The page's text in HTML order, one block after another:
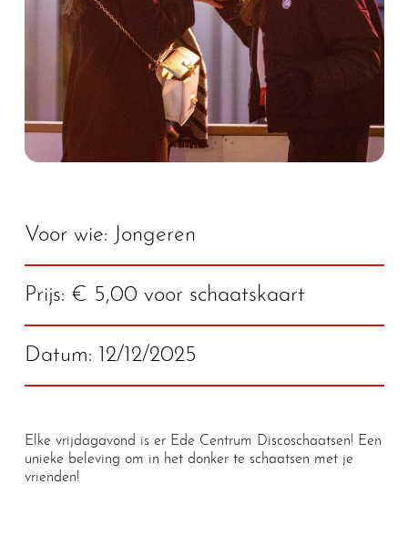
Voor wie: Jongeren
Prijs: € 5,00 voor schaatskaart
Datum: 12/12/2025
Elke vrijdagavond is er Ede Centrum Discoschaatsen! Een
unieke beleving om in het donker te schaatsen met je
vrienden!